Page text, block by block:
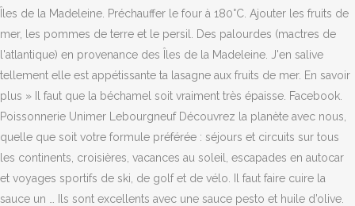
Îles de la Madeleine. Préchauffer le four à 180°C. Ajouter les fruits de
mer, les pommes de terre et le persil. Des palourdes (mactres de
l'atlantique) en provenance des Îles de la Madeleine. J'en salive
tellement elle est appétissante ta lasagne aux fruits de mer. En savoir
plus » Il faut que la béchamel soit vraiment très épaisse. Facebook.
Poissonnerie Unimer Lebourgneuf Découvrez la planète avec nous,
quelle que soit votre formule préférée : séjours et circuits sur tous
les continents, croisières, vacances au soleil, escapades en autocar
et voyages sportifs de ski, de golf et de vélo. Il faut faire cuire la
sauce un … Ils sont excellents avec une sauce pesto et huile d’olive.